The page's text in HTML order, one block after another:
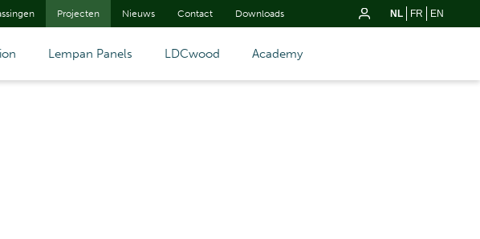
Projecten Nieuws Contact Downloads NL FR EN
Lempan Panels LDCwood Academy